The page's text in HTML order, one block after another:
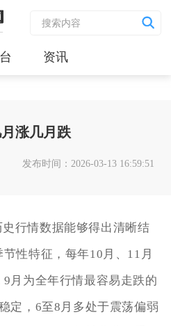
资讯
涨几月跌
发布时间：2026-03-13 16:59:51
行情数据能够得出清晰结
性特征，每年10月、11月
月为全年行情最容易走跌的
定，6至8月多处于震荡偏弱